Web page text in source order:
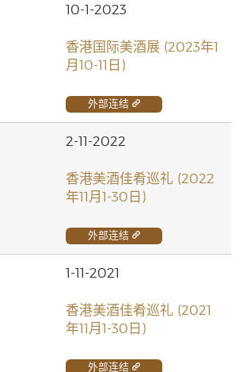
10-1-2023
香港国际美酒展 (2023年1
月10-11日)
外部连结
2-11-2022
香港美酒佳肴巡礼 (2022
年11月1-30日)
外部连结
1-11-2021
香港美酒佳肴巡礼 (2021
年11月1-30日)
外部连结